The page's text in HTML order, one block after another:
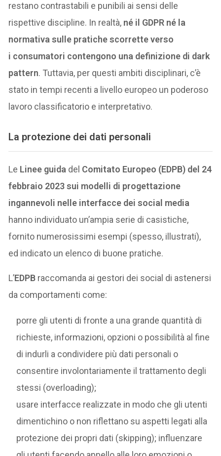
restano contrastabili e punibili ai sensi delle
rispettive discipline. In realtà, né il GDPR né la
normativa sulle pratiche scorrette verso
i consumatori contengono una definizione di dark
pattern. Tuttavia, per questi ambiti disciplinari, c’è
stato in tempi recenti a livello europeo un poderoso
lavoro classificatorio e interpretativo.
La protezione dei dati personali
Le Linee guida del Comitato Europeo (EDPB) del 24
febbraio 2023 sui modelli di progettazione
ingannevoli nelle interfacce dei social media
hanno individuato un’ampia serie di casistiche,
fornito numerosissimi esempi (spesso, illustrati),
ed indicato un elenco di buone pratiche.
L’EDPB raccomanda ai gestori dei social di astenersi
da comportamenti come:
porre gli utenti di fronte a una grande quantità di
richieste, informazioni, opzioni o possibilità al fine
di indurli a condividere più dati personali o
consentire involontariamente il trattamento degli
stessi (overloading);
usare interfacce realizzate in modo che gli utenti
dimentichino o non riflettano su aspetti legati alla
protezione dei propri dati (skipping); influenzare